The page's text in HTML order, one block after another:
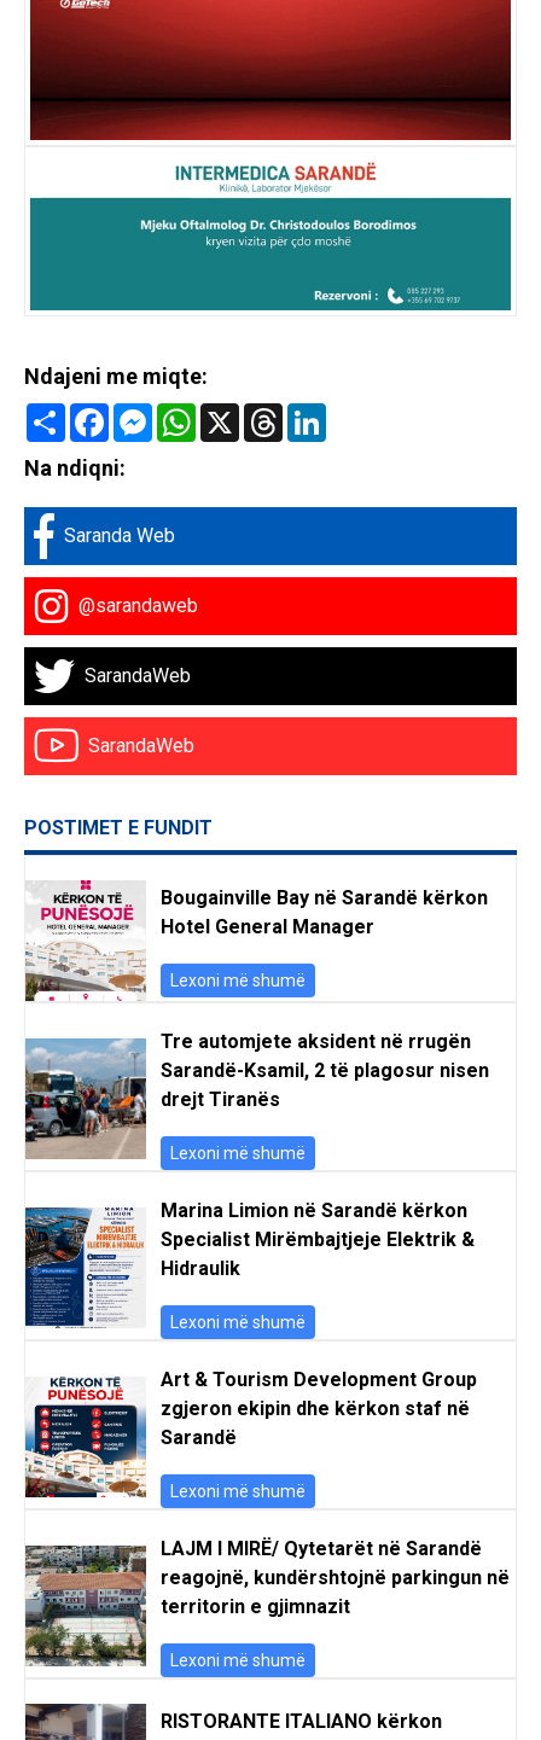
Ndajeni me miqte:
Share FacebookMessenger
WhatsApp
X Threads
Na ndiqni:
Saranda Web
@sarandaweb
SarandaWeb
SarandaWeb
POSTIMET E FUNDIT
Bougainville Bay në Sarandë kërkon
Hotel General Manager
Lexoni më shumë
Tre automjete aksident në rrugën
Sarandë-Ksamil, 2 të plagosur nisen
drejt Tiranës
Lexoni më shumë
Marina Limion në Sarandë kërkon
Specialist Mirëmbajtjeje Elektrik &
Hidraulik
Lexoni më shumë
Art & Tourism Development Group
zgjeron ekipin dhe kërkon staf në
Sarandë
Lexoni më shumë
LAJM I MIRË/ Qytetarët në Sarandë
reagojnë, kundërshtojnë parkingun në
territorin e gjimnazit
Lexoni më shumë
RISTORANTE ITALIANO kërkon